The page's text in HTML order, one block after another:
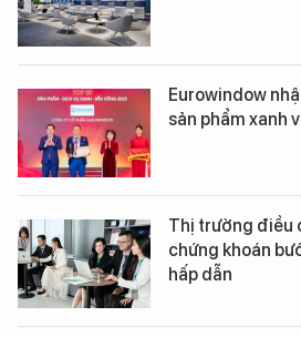
Eurowindow
sản phẩm xanh
Thị trường điều
chứng khoán
hấp dẫn